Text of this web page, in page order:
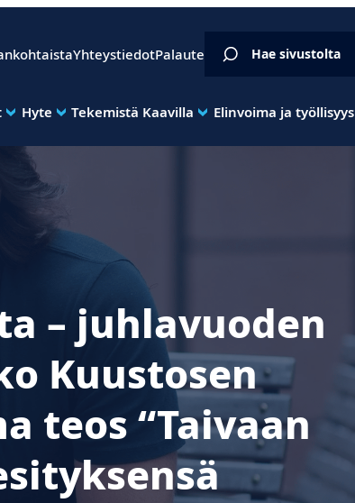
YhteystiedotPalaute Hae sivustolta
Hyte Tekemistä Kaavilla Elinvoima ja työllisyys
– juhlavuoden
Kuustosen
teos “Taivaan